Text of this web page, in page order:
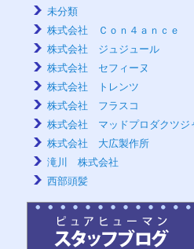
未分類
株式会社 Ｃｏｎ４ａｎｃｅ
株式会社 ジュジュール
株式会社 セフィーヌ
株式会社 トレンツ
株式会社 フラスコ
株式会社 マッドプロダクツジ
株式会社 大広製作所
滝川 株式会社
西部頭髪